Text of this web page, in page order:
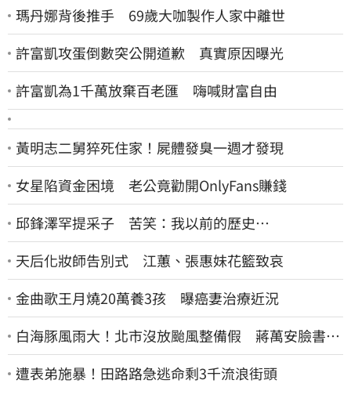
瑪丹娜背後推手 69歲大咖製作人家中離世
許富凱攻蛋倒數突公開道歉 真實原因曝光
許富凱為1千萬放棄百老匯 嗨喊財富自由
黃明志二舅猝死住家！屍體發臭一週才發現
女星陷資金困境 老公竟勸開OnlyFans賺錢
邱鋒澤罕提采子 苦笑：我以前的歷史…
天后化妝師告別式 江蕙、張惠妹花籃致哀
金曲歌王月燒20萬養3孩 曝癌妻治療近況
白海豚風雨大！北市沒放颱風整備假 蔣萬安臉書遭
網友灌爆：標準在哪？
遭表弟施暴！田路路急逃命剩3千流浪街頭